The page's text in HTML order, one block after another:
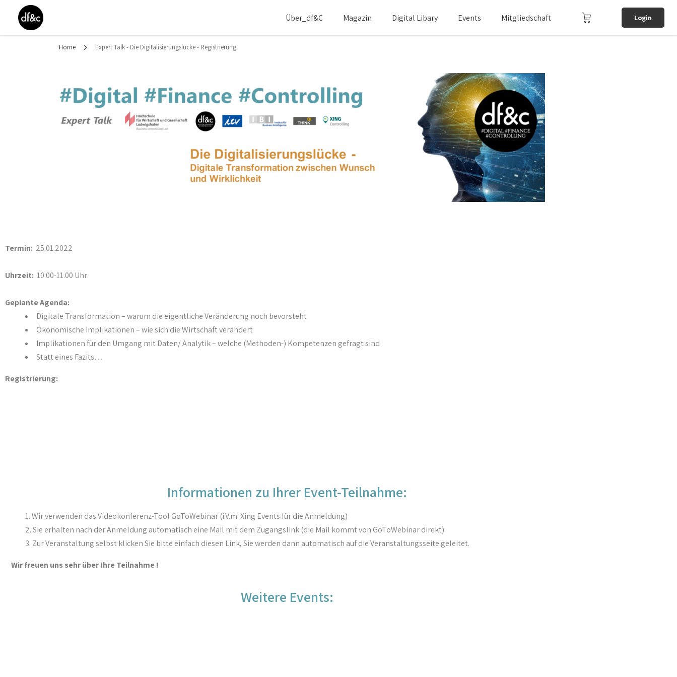
Über_df&c Magazin Digital Libary Events Mitgliedschaft Login
Home Expert Talk - Die Digitalisierungslücke - Registrierung
Termin: 25.01.2022
Uhrzeit: 10.00-11.00 Uhr
Geplante Agenda:
Digitale Transformation – warum die eigentliche Veränderung noch bevorsteht
Ökonomische Implikationen – wie sich die Wirtschaft verändert
Implikationen für den Umgang mit Daten/ Analytik – welche (Methoden-) Kompetenzen gefragt sind
Statt eines Fazits…
Registrierung:
Informationen zu Ihrer Event-Teilnahme:
Wir verwenden das Videokonferenz-Tool GoToWebinar (i.V.m. Xing Events für die Anmeldung)
Sie erhalten nach der Anmeldung automatisch eine Mail mit dem Zugangslink (die Mail kommt von GoToWebinar direkt)
Zur Veranstaltung selbst klicken Sie bitte einfach diesen Link, Sie werden dann automatisch auf die Veranstaltungsseite geleitet.
Wir freuen uns sehr über Ihre Teilnahme !
Weitere Events: